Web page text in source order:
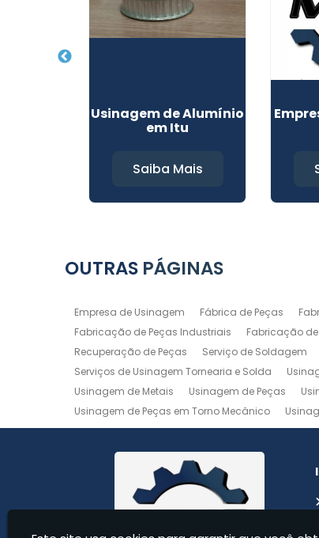
Usinagem de Alumínio
em Itu
Saiba Mais
OUTRAS PÁGINAS
Empresa de Usinagem Fábrica de Peças
Fabricação de Peças Industriais
Fabricação
Recuperação de Peças
Serviço de Soldagem
Serviços de Usinagem Tornearia e Solda
Usinagem de Metais
Usinagem de Peças
Usinagem de Peças em Torno Mecânico
Usinagem de Precisão
Usinagem em Aluminio
Usinagem Maquinas
Usinagem Mecanica